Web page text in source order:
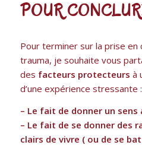
POUR
Pour terminer sur la prise en
trauma, je souhaite vous
des facteurs protecteurs à
d’une expérience stressante :
– Le fait de donner un sens
– Le fait de se donner des
clairs de vivre ( ou de se